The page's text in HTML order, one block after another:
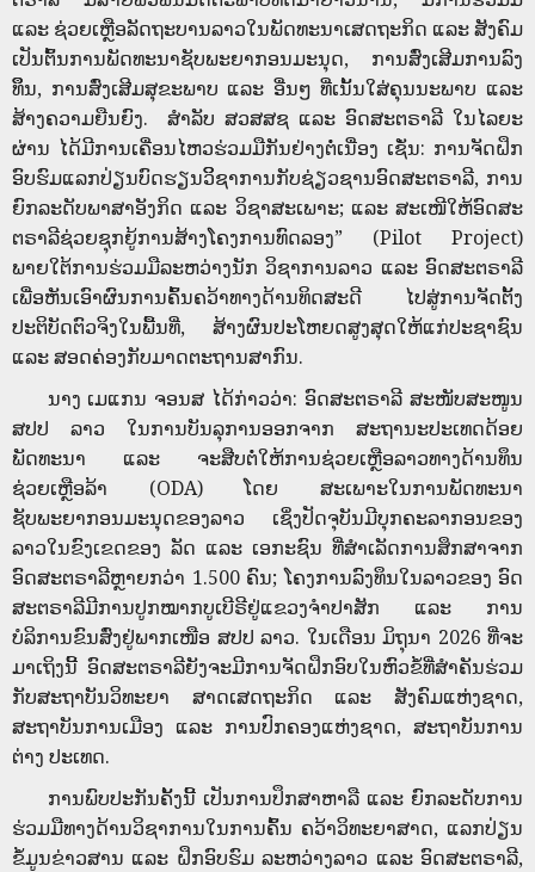
ແລະ ຊ່ວຍເຫຼືອລັດຖະບານລາວໃນພັດທະນາເສດຖະກິດ ແລະ ສັງຄົມ
ເປັນຕົ້ນການພັດທະນາຊັບພະຍາກອນມະນຸດ, ການສົ່ງເສີມການລົງ
ທຶຶນ, ການສົ່ງເສີມສຸຂະພາບ ແລະ ອື່ນໆ ທີ່ເນັ້ນໃສ່ຄຸນນະພາບ ແລະ
ສ້າງຄວາມຍືນຍົງ. ສໍາລັບ ສວສສຊ ແລະ ອົດສະຕຣາລີ ໃນໄລຍະ
ຜ່ານ ໄດ້ມີການເຄື່ອນໄຫວຮ່ວມມືກັນຢ່າງຕໍ່ເນື່ອງ ເຊັ່ນ: ການຈັດຝຶກ
ອົບຮົມແລກປ່ຽນບົດຮຽນວິິຊາການກັບຊ່ຽວຊານອົດສະຕຣາລີ, ການ
ຍົກລະດັບພາສາອັງກິດ ແລະ ວິຊາສະເພາະ; ແລະ ສະເໜີໃຫ້ອົດສະ
ຕຣາລີຊ່ວຍຊຸກຍູ້ການສ້າງໂຄງການທົດລອງ” (Pilot Project)
ພາຍໃຕ້ການຮ່ວມມືລະຫວ່າງນັກ ວິຊາການລາວ ແລະ ອົດສະຕຣາລີ
ເພື່ອຫັນເອົາຜົນການຄົ້ນຄວ້າທາງດ້ານທິດສະດີ ໄປສູ່ການຈັດຕັ້ງ
ປະຕິບັດຕົວຈິງໃນພື້ນທີ່, ສ້າງຜົນປະໂຫຍດສູງສຸດໃຫ້ແກ່ປະຊາຊົນ
ແລະ ສອດຄ່ອງກັບມາດຕະຖານສາກົນ.
ນາງ ເມແກນ ຈອນສ ໄດ້ກ່າວວ່າ: ອົດສະຕຣາລີ ສະໜັບສະໜູນ
ສປປ ລາວ ໃນການບັນລຸການອອກຈາກ ສະຖານະປະເທດດ້ອຍ
ພັດທະນາ ແລະ ຈະສືບຕໍ່ໃຫ້ການຊ່ວຍເຫຼືອລາວທາງດ້ານທຶນ
ຊ່ວຍເຫຼືອລ້າ (ODA) ໂດຍ ສະເພາະໃນການພັດທະນາ
ຊັບພະຍາກອນມະນຸດຂອງລາວ ເຊິ່ງປັດຈຸບັນມີບຸກຄະລາກອນຂອງ
ລາວໃນຂົງເຂດຂອງ ລັດ ແລະ ເອກະຊົນ ທີ່ສຳເລັດການສຶກສາຈາກ
ອົດສະຕຣາລີຫຼາຍກວ່າ 1.500 ຄົນ; ໂຄງການລົງທຶນໃນລາວຂອງ ອົດ
ສະຕຣາລີມີການປູກໝາກບູເບີຣີຢູ່ແຂວງຈຳປາສັກ ແລະ ການ
ບໍລິການຂົນສົ່ງຢູ່ພາກເໜືອ ສປປ ລາວ. ໃນເດືອນ ມິຖຸນາ 2026 ທີ່ຈະ
ມາເຖິງນີ້ ອົດສະຕຣາລີຍັງຈະມີການຈັດຝຶກອົບໃນຫົວຂໍ້ທີ່ສໍາຄັນຮ່ວມ
ກັບສະຖາບັນວິທະຍາ ສາດເສດຖະກິດ ແລະ ສັງຄົມແຫ່ງຊາດ,
ສະຖາບັນການເມືອງ ແລະ ການປົກຄອງແຫ່ງຊາດ, ສະຖາບັນການ
ຕ່າງ ປະເທດ.
ການພົບປະກັນຄັ້ງນີ້ ເປັນການປຶກສາຫາລື ແລະ ຍົກລະດັບການ
ຮ່ວມມືທາງດ້ານວິຊາການໃນການຄົ້ນ ຄວ້າວິທະຍາສາດ, ແລກປ່ຽນ
ຂໍ້ມູນຂ່າວສານ ແລະ ຝຶກອົບຮົມ ລະຫວ່າງລາວ ແລະ ອົດສະຕຣາລີ,